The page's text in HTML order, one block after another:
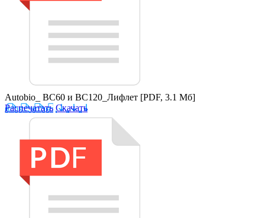
Autobio_ BC60 и BC120_Лифлет [PDF, 3.1 Мб]
Распечатать Скачать